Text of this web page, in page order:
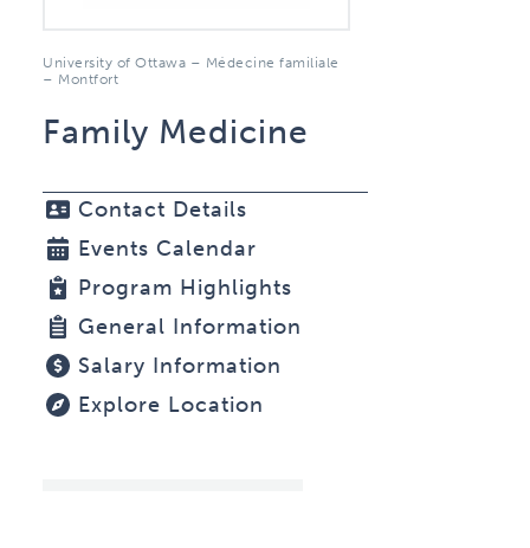
University of Ottawa – Médecine familiale
– Montfort
Family Medicine
Contact Details
Events Calendar
Program Highlights
General Information
Salary Information
Explore Location